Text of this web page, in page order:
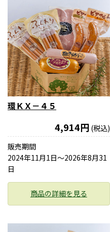
環ＫＸ－４５
4,914円 (税込)
販売期間
2024年11月1日〜2026年8月31
日
商品の詳細を見る